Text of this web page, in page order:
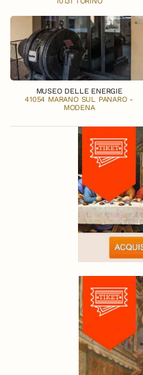
MUSEO DELLE ENERGIE
41054 MARANO SUL PANARO -
MODENA